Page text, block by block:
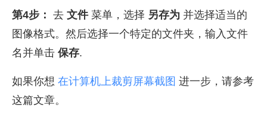
第4步： 去 文件菜单，选择 另存为 并选择适当的
图像格式。然后选择一个特定的文件夹，输入文件
名并单击 保存.
如果你想 在计算机上裁剪屏幕截图 进一步，请参考
这篇文章。